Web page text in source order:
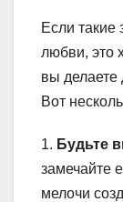
Если такие
любви, это
вы делаете
Вот
1. Будьте
замечайте
мелочи